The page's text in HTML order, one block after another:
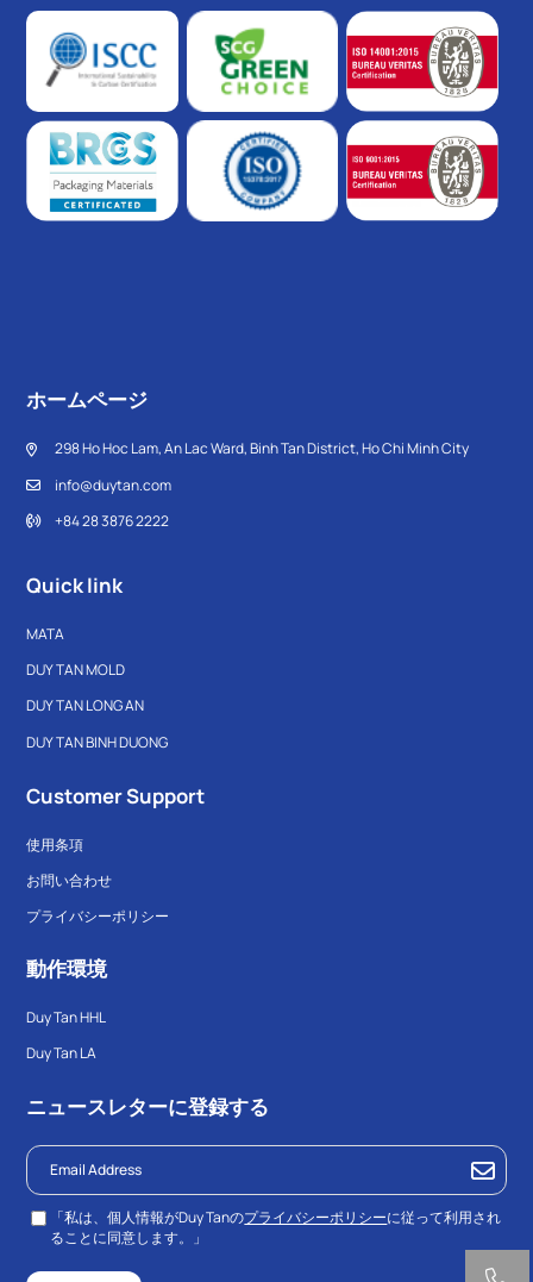
ホームページ
298 Ho Hoc Lam, An Lac Ward, Binh Tan District, Ho Chi Minh City
info@duytan.com
+84 28 3876 2222
Quick link
MATA
DUY TAN MOLD
DUY TAN LONG AN
DUY TAN BINH DUONG
Customer Support
使用条項
お問い合わせ
プライバシーポリシー
動作環境
Duy Tan HHL
Duy Tan LA
ニュースレターに登録する
「私は、個人情報がDuy Tanのプライバシーポリシーに従って利用され
ることに同意します。」